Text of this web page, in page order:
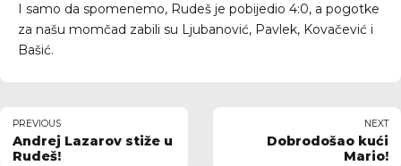
I samo da spomenemo, Rudeš je pobijedio 4:0, a pogotke
za našu momčad zabili su Ljubanović, Pavlek, Kovačević i
Bašić.
PREVIOUS
Andrej Lazarov stiže u
Rudeš!
NEXT
Dobrodošao kući
Mario!